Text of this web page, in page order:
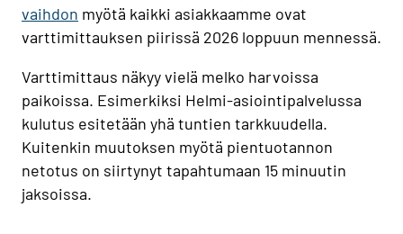
vaihdon myötä kaikki asiakkaamme ovat
varttimittauksen piirissä 2026 loppuun mennessä.
Varttimittaus näkyy vielä melko harvoissa
paikoissa. Esimerkiksi Helmi-asiointipalvelussa
kulutus esitetään yhä tuntien tarkkuudella.
Kuitenkin muutoksen myötä pientuotannon
netotus on siirtynyt tapahtumaan 15 minuutin
jaksoissa.